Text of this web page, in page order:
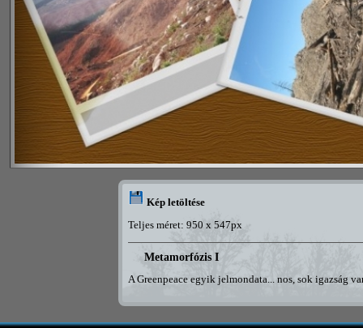
Kép letöltése
Teljes méret: 950 x 547px
Metamorfózis I
A Greenpeace egyik jelmondata... nos, sok igazság